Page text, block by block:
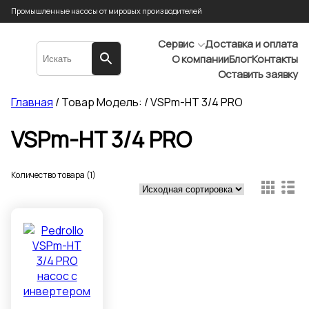
Промышленные насосы от мировых производителей
Сервис
Доставка и оплата
О компанииБлогКонтакты
Оставить заявку
Главная / Товар Модель: / VSPm-HT 3/4 PRO
VSPm-HT 3/4 PRO
Количество товара (1)